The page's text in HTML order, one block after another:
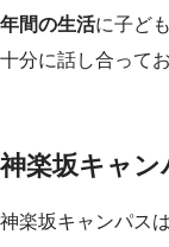
年間の生活に子ど
十分に話し合って
神楽坂キャン
神楽坂キャンパス